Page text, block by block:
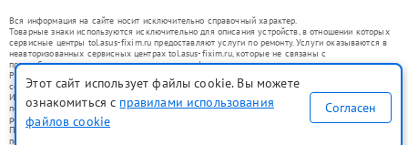
Вся информация на сайте носит исключительно справочный характер.
Товарные знаки используются исключительно для описания устройств, в отношении которых
сервисные центры tol.asus-fixim.ru предоставляют услуги по ремонту. Услуги оказываются в
неавторизованных сервисных центрах tol.asus-fixim.ru, которые не связаны с
правообладателями товарных знаков или их официальными представителями.
Ремонт осуществляется для устройств, уже введенных в гражданский оборот в соответствии
со статьей 1487 ГК РФ.
Использование товарных знаков не преследует цели индивидуализации услуг или введения
потребителей в заблуждение, а служит для информирования о предоставляемых услугах по
ремонту техники указанных брендов.
Представленная на сайте информация не является публичной офертой, определяемой
положениями Статьи 437(2) Гражданского кодекса РФ
Этот сайт использует файлы cookie. Вы можете
ознакомиться с правилами использования
файлов cookie
Согласен